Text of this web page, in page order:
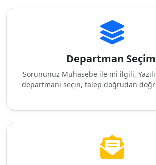
Departman
Sorununuz Muhasebe ile mi ilgili,
departmanı seçin, talep doğrudan